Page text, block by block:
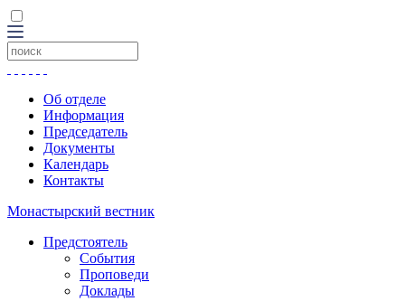
Об отделе
Информация
Председатель
Документы
Календарь
Контакты
Монастырский вестник
Предстоятель
События
Проповеди
Доклады